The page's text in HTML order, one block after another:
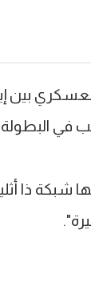
بين
في
شبكة ذا